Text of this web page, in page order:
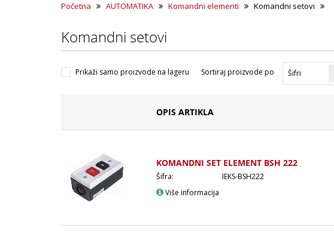
Početna AUTOMATIKA Komandni elementi Komandni setovi
Komandni setovi
Prikaži samo proizvode na lageru Sortiraj proizvode po
OPIS ARTIKLA
KOMANDNI SET ELEMENT BSH 222
Šifra:
IEKS-BSH222
Više informacija